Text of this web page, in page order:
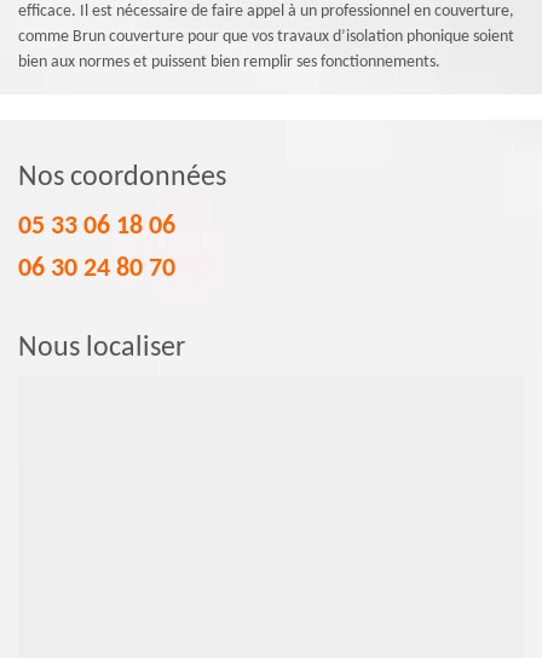
efficace. Il est nécessaire de faire appel à un professionnel en couverture,
comme Brun couverture pour que vos travaux d’isolation phonique soient
bien aux normes et puissent bien remplir ses fonctionnements.
Nos coordonnées
05 33 06 18 06
06 30 24 80 70
Nous localiser